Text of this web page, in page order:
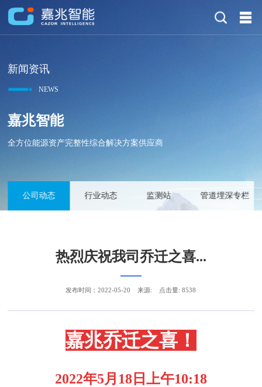
新闻资讯
NEWS
嘉兆智能
全方位能源资产完整性综合解决方案供应商
公司动态 行业动态 监测站 管道埋深专栏
热烈庆祝我司乔迁之喜...
嘉兆乔迁之喜！
2022年5月18日上午10:18